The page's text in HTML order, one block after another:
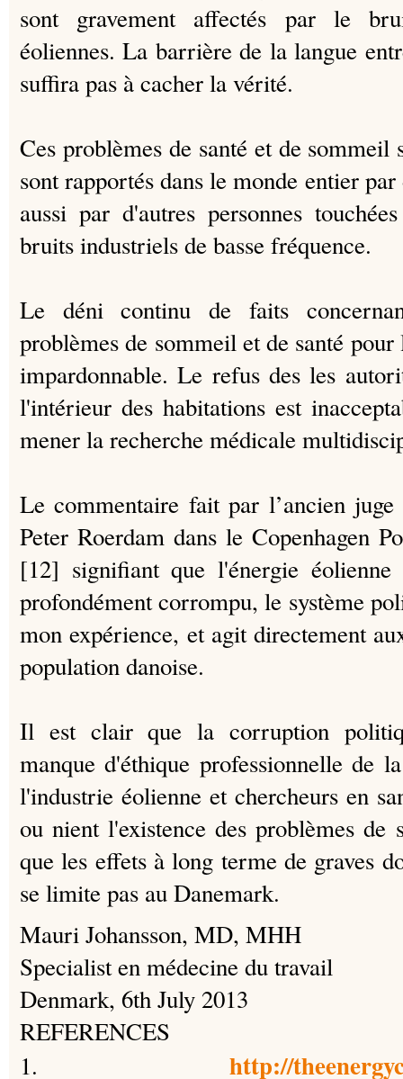
sont gravement affectés par le
éoliennes.La barrière de la langue
suffira pas à cacher la vérité.
Ces problèmes de santé et de
sont rapportés dans le monde entier
aussi par d'autres personnes
bruits industriels de basse fréquence.
Le déni continu de faits
problèmes de sommeil et de santé pour
impardonnable.Le refus des les
l'intérieur des habitations est
mener la recherche médicale
Le commentaire fait par l’ancien
Peter Roerdam dans le Copenhagen
[12] signifiant que l'énergie
profondément corrompu, le système
mon expérience, et agit directement
population danoise.
Il est clair que la corruption
manque d'éthique professionnelle de
l'industrie éolienne et chercheurs en
ou nient l'existence des problèmes de
que les effets à long terme de graves
se limite pas au Danemark.
Mauri Johansson, MD, MHH
Specialist en médecine du travail
Denmark, 6th July 2013
REFERENCES
1. http://